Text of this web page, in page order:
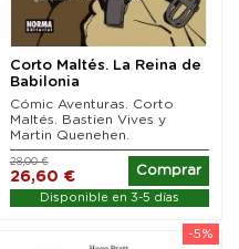
Corto Maltés. La Reina de
Babilonia
Cómic Aventuras. Corto
Maltés. Bastien Vives y
Martin Quenehen.
26,60 €
28,00 €
Comprar
Disponible en 3-5 días
-5%